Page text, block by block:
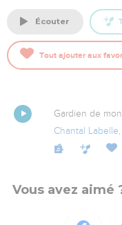
écouter
Tout ajouter aux
Gardien de
Chantal Labelle,
Vous avez aimé